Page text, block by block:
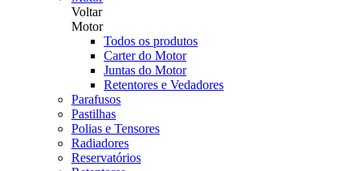
Voltar
Motor
Todos os produtos
Carter do Motor
Juntas do Motor
Retentores e Vedadores
Parafusos
Pastilhas
Polias e Tensores
Radiadores
Reservatórios